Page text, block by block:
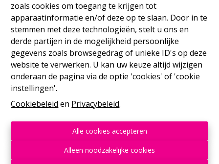
zoals cookies om toegang te krijgen tot
apparaatinformatie en/of deze op te slaan. Door in te
stemmen met deze technologieën, stelt u ons en
derde partijen in de mogelijkheid persoonlijke
gegevens zoals browsegedrag of unieke ID's op deze
website te verwerken. U kan uw keuze altijd wijzigen
onderaan de pagina via de optie 'cookies' of 'cookie
instellingen'.
Cookiebeleid en Privacybeleid.
Alle cookies accepteren
Alleen noodzakelijke cookies
6120 Nalinnes|Ref: 2314
Vanaf € 375.000
1 158 m²